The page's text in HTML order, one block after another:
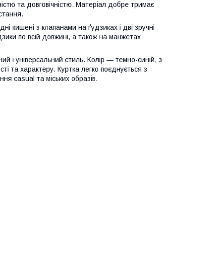
та довговічністю. Матеріал добре тримає
кишені з клапанами на ґудзиках і дві зручні
по всій довжині, а також на манжетах
і універсальний стиль. Колір — темно-синій, з
та характеру. Куртка легко поєднується з
casual та міських образів.